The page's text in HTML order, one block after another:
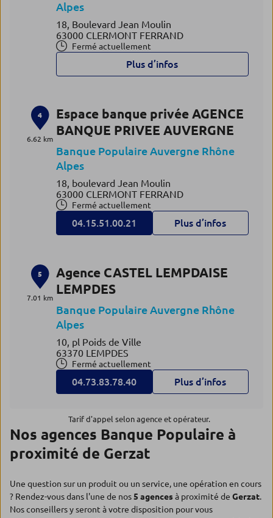
Alpes
18, Boulevard Jean Moulin
63000 CLERMONT FERRAND
Fermé actuellement
Plus d’infos
4
6.62 km
Espace banque privée AGENCE
BANQUE PRIVEE AUVERGNE
Banque Populaire Auvergne Rhône
Alpes
18, boulevard Jean Moulin
63000 CLERMONT FERRAND
Fermé actuellement
04.15.51.00.21 Plus d’infos
5
7.01 km
Agence CASTEL LEMPDAISE
LEMPDES
Banque Populaire Auvergne Rhône
Alpes
10, pl Poids de Ville
63370 LEMPDES
Fermé actuellement
04.73.83.78.40 Plus d’infos
Tarif d'appel selon agence et opérateur.
Nos agences Banque Populaire à
proximité de Gerzat
Une question sur un produit ou un service, une opération en cours
? Rendez-vous dans l'une de nos5 agencesà proximité de Gerzat.
Nos conseillers y seront à votre disposition pour vous